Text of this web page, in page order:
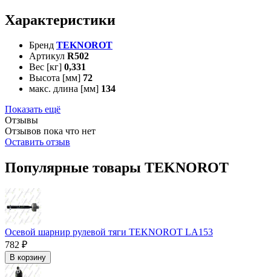
Характеристики
Бренд TEKNOROT
Артикул R502
Вес [кг] 0,331
Высота [мм] 72
макс. длина [мм] 134
Показать ещё
Отзывы
Отзывов пока что нет
Оставить отзыв
Популярные товары TEKNOROT
Осевой шарнир рулевой тяги TEKNOROT LA153
782 ₽
В корзину